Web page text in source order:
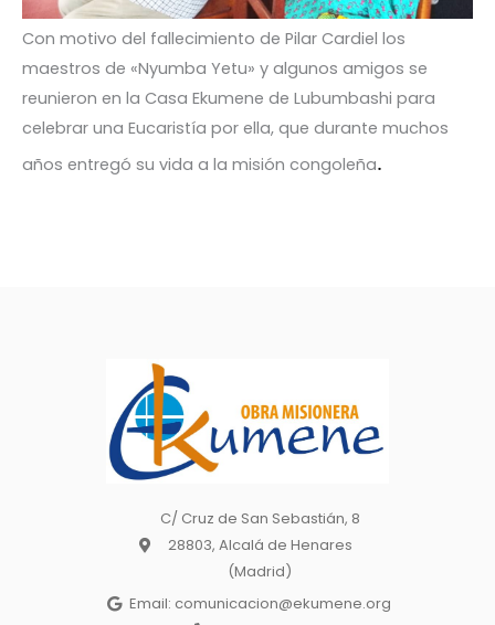
Con motivo del fallecimiento de Pilar Cardiel los
maestros de «Nyumba Yetu» y algunos amigos se
reunieron en la Casa Ekumene de Lubumbashi para
celebrar una Eucaristía por ella, que durante muchos
años entregó su vida a la misión congoleña.
C/ Cruz de San Sebastián, 8
28803, Alcalá de Henares
(Madrid)
Email: comunicacion@ekumene.org